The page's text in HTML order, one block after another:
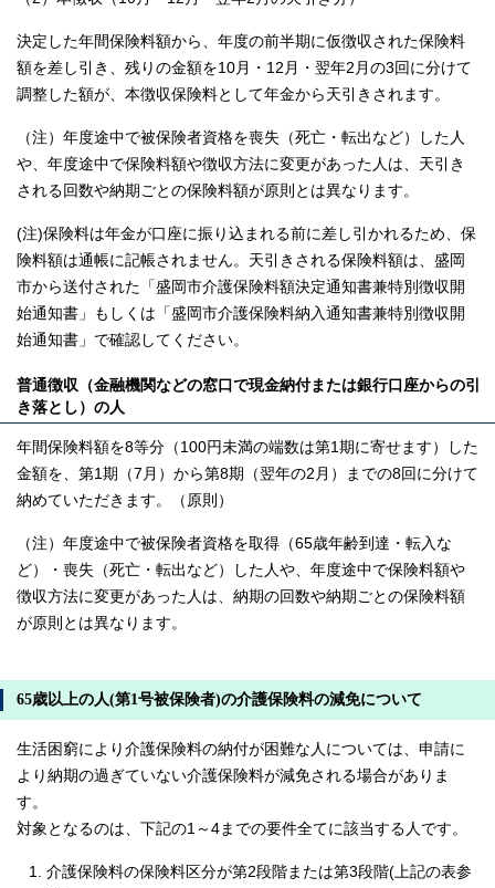
決定した年間保険料額から、年度の前半期に仮徴収された保険料
額を差し引き、残りの金額を10月・12月・翌年2月の3回に分けて
調整した額が、本徴収保険料として年金から天引きされます。
（注）年度途中で被保険者資格を喪失（死亡・転出など）した人
や、年度途中で保険料額や徴収方法に変更があった人は、天引き
される回数や納期ごとの保険料額が原則とは異なります。
(注)保険料は年金が口座に振り込まれる前に差し引かれるため、保
険料額は通帳に記帳されません。天引きされる保険料額は、盛岡
市から送付された「盛岡市介護保険料額決定通知書兼特別徴収開
始通知書」もしくは「盛岡市介護保険料納入通知書兼特別徴収開
始通知書」で確認してください。
普通徴収（金融機関などの窓口で現金納付または銀行口座からの引
き落とし）の人
年間保険料額を8等分（100円未満の端数は第1期に寄せます）した
金額を、第1期（7月）から第8期（翌年の2月）までの8回に分けて
納めていただきます。（原則）
（注）年度途中で被保険者資格を取得（65歳年齢到達・転入な
ど）・喪失（死亡・転出など）した人や、年度途中で保険料額や
徴収方法に変更があった人は、納期の回数や納期ごとの保険料額
が原則とは異なります。
65歳以上の人(第1号被保険者)の介護保険料の減免について
生活困窮により介護保険料の納付が困難な人については、申請に
より納期の過ぎていない介護保険料が減免される場合がありま
す。
対象となるのは、下記の1～4までの要件全てに該当する人です。
介護保険料の保険料区分が第2段階または第3段階(上記の表参